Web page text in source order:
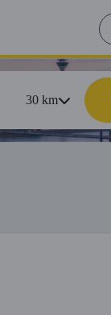
30km